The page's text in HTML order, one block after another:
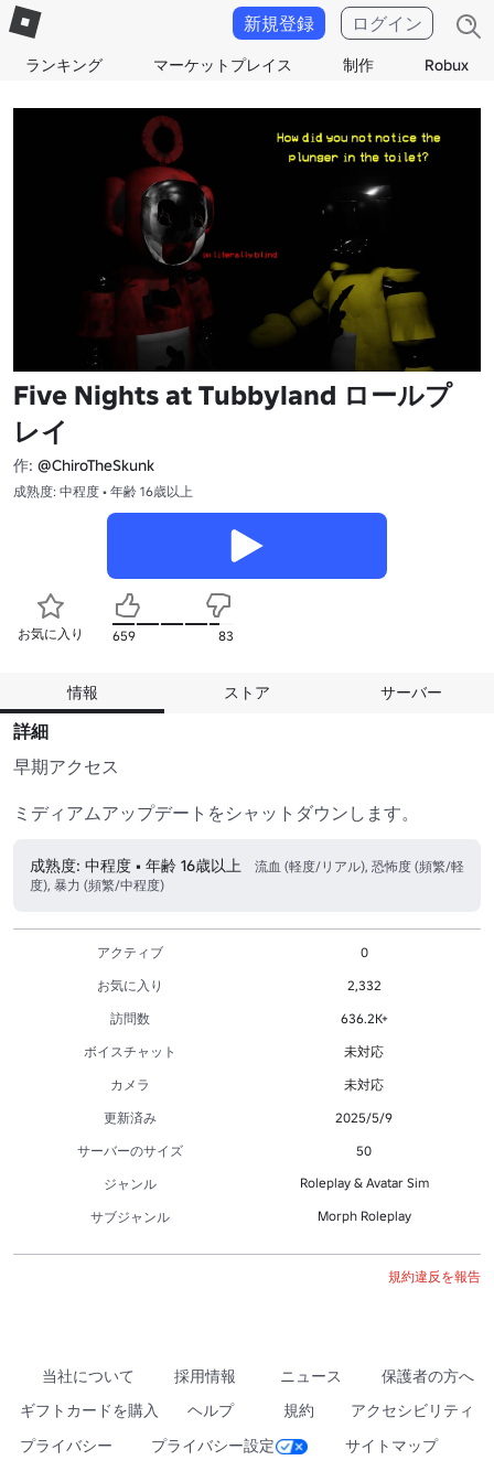
ランキング マーケットプレイス 制作 Robux
新規登録 ログイン
Five Nights at Tubbyland ロールプ
レイ
作: @ChiroTheSkunk
成熟度: 中程度 • 年齢 16歳以上
お気に入り 659 83
情報 ストア サーバー
詳細
早期アクセス
成熟度: 中程度 • 年齢 16歳以上
流血 (軽度/リアル), 恐怖度 (頻繁/軽
度), 暴力 (頻繁/中程度)
アクティブ
0
お気に入り
2,332
訪問数
636.2K+
ボイスチャット
未対応
カメラ
未対応
更新済み
2025/5/9
サーバーのサイズ
50
ジャンル
Roleplay & Avatar Sim
サブジャンル Morph Roleplay
規約違反を報告
当社について 採用情報 ニュース
保護者の方へ
ギフトカードを購入
ヘルプ 規約
アクセシビリティ
プライバシー
プライバシー設定 サイトマップ